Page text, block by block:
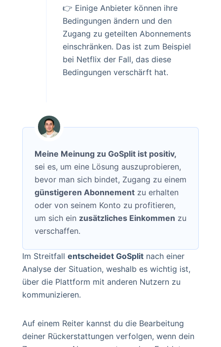
👉 Einige Anbieter können ihre
Bedingungen ändern und den
Zugang zu geteilten Abonnements
einschränken. Das ist zum Beispiel
bei Netflix der Fall, das diese
Bedingungen verschärft hat.
Meine Meinung zu GoSplit ist positiv,
sei es, um eine Lösung auszuprobieren,
bevor man sich bindet, Zugang zu einem
günstigeren Abonnementzu erhalten
oder von seinem Konto zu profitieren,
um sich ein zusätzliches Einkommen zu
verschaffen.
Im Streitfall entscheidet GoSplitnach einer
Analyse der Situation, weshalb es wichtig ist,
über die Plattform mit anderen Nutzern zu
kommunizieren.
Auf einem Reiter kannst du die Bearbeitung
deiner Rückerstattungen verfolgen, wenn dein